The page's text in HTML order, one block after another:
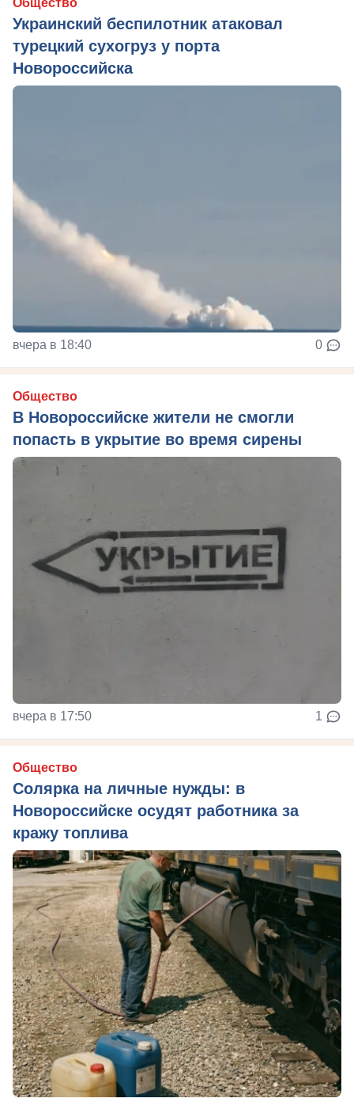
Общество
Украинский беспилотник атаковал
турецкий сухогруз у порта
Новороссийска
вчера в 18:40 0
Общество
В Новороссийске жители не смогли
попасть в укрытие во время сирены
вчера в 17:50 1
Общество
Солярка на личные нужды: в
Новороссийске осудят работника за
кражу топлива